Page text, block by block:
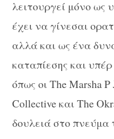
λειτουργεί μόνο ως
έχει να γίνεσαι
αλλά και ως ένα
καταπίεσης και
όπως οι The Marsha
Collective και The
δουλειά στο πνεύμα